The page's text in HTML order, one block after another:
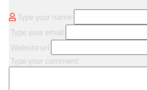
Type your name
Type your email
Website url
Type your comment